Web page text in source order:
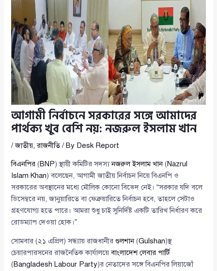
আগামী নির্বাচনে সরকারের সঙ্গে আমাদের
পার্থক্য খুব বেশি নয়: নজরুল ইসলাম খান
/জাতীয়,রাজনীতি/ By Desk Report
বিএনপির (BNP) স্থায়ী কমিটির সদস্যনজরুল ইসলাম খান(Nazrul
Islam Khan) বলেছেন, আগামী জাতীয় নির্বাচন নিয়ে বিএনপি ও
সরকারের অবস্থানের মধ্যে মৌলিক কোনো বিভেদ নেই। “সরকার যদি বলে
ডিসেম্বরে নয়, জানুয়ারিতে বা ফেব্রুয়ারিতে নির্বাচন হবে, তাহলে সেটাও
গ্রহণযোগ্য হতে পারে। আমরা শুধু চাই সুনির্দিষ্ট একটি তারিখ নির্ধারণ করে
রোডম্যাপ দেওয়া হোক।”
সোমবার (২১ এপ্রিল) সন্ধ্যায় রাজধানীরগুলশান(Gulshan)স্থ
চেয়ারপারসনের রাজনৈতিক কার্যালয়েবাংলাদেশ লেবার পার্টি
(Bangladesh Labour Party)র নেতাদের সঙ্গে বিএনপির লিয়াজোঁ